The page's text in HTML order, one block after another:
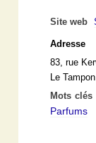
Site web
Adresse
83, rue
Le
Mots clés
Parfums